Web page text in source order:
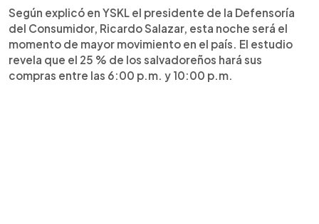
Según explicó en YSKL el presidente de la Defensoría
del Consumidor, Ricardo Salazar, esta noche será el
momento de mayor movimiento en el país. El estudio
revela que el 25 % de los salvadoreños hará sus
compras entre las 6:00 p.m. y 10:00 p.m.